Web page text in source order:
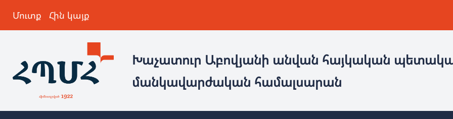
Մուտք Հին կայք
Խաչատուր Աբովյանի անվան հայկական
մանկավարժական համալսարան